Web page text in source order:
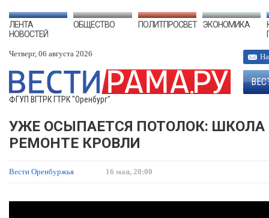
ЛЕНТА
НОВОСТЕЙ
ОБЩЕСТВО ПОЛИТПРОСВЕТ ЭКОНОМИКА
Четверг, 06 августа 2026
ФГУП ВГТРК ГТРК "Оренбург"
УЖЕ ОСЫПАЕТСЯ ПОТОЛОК:
РЕМОНТЕ КРОВЛИ
Вести Оренбуржья 16 мая, 20:00